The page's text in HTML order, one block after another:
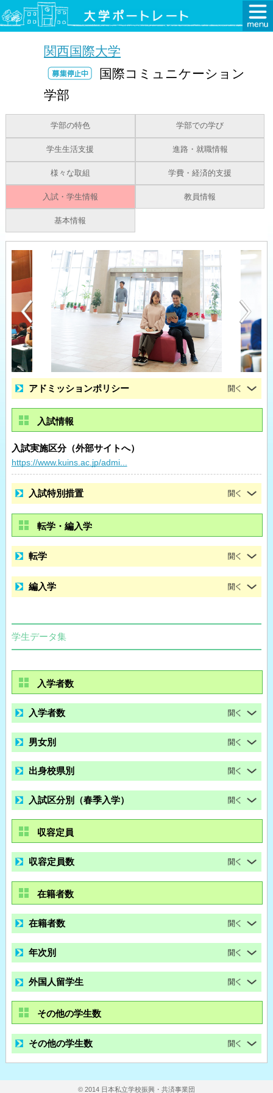
関西国際大学
国際コミュニケーション
学部
学部の特色 学部での学び
学生生活支援 進路・就職情報
様々な取組 学費・経済的支援
入試・学生情報 教員情報
基本情報
アドミッションポリシー
入試情報
入試実施区分（外部サイトへ）
https://www.kuins.ac.jp/admi...
入試特別措置
転学・編入学
転学
編入学
学生データ集
入学者数
入学者数
男女別
出身校県別
入試区分別（春季入学）
収容定員
収容定員数
在籍者数
在籍者数
年次別
外国人留学生
その他の学生数
その他の学生数
© 2014 日本私立学校振興・共済事業団